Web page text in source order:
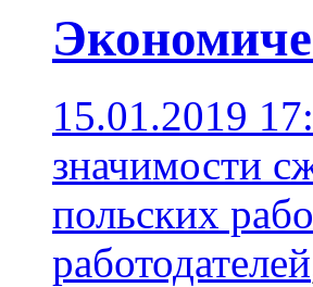
15.01.2019
значимости
польских
работодателей